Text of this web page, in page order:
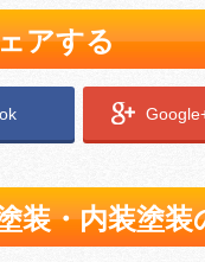
アする
装・内装塗装